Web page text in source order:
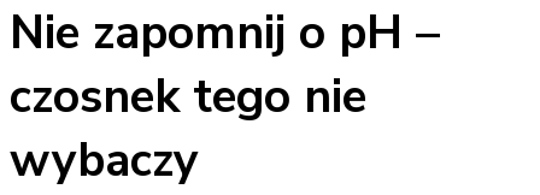
Nie zapomnij o pH –
czosnek tego nie
wybaczy